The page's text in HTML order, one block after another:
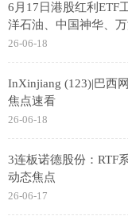
6月17日港股红利ETF
洋石油、中国神华、
26-06-18
InXinjiang (123)|巴西
焦点速看
26-06-18
3连板诺德股份：RTF
动态焦点
26-06-17